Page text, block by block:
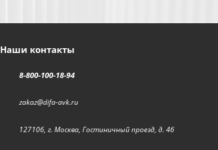
Наши контакты
8-800-100-18-94
zakaz@difa-avk.ru
127106, г. Москва, Гостиничный проезд, д. 4б